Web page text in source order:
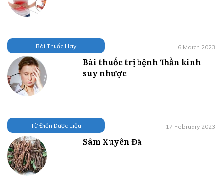
Bài Thuốc Hay 6 March 2023
Bài thuốc trị bệnh Thần kinh
suy nhược
Từ Điển Dược Liệu 17 February 2023
Sâm Xuyên Đá